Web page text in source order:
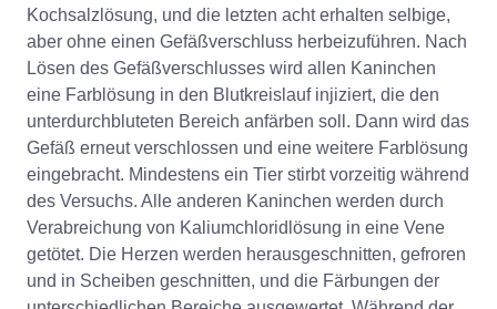
Kochsalzlösung, und die letzten acht erhalten selbige,
aber ohne einen Gefäßverschluss herbeizuführen. Nach
Lösen des Gefäßverschlusses wird allen Kaninchen
eine Farblösung in den Blutkreislauf injiziert, die den
unterdurchbluteten Bereich anfärben soll. Dann wird das
Gefäß erneut verschlossen und eine weitere Farblösung
eingebracht. Mindestens ein Tier stirbt vorzeitig während
des Versuchs. Alle anderen Kaninchen werden durch
Verabreichung von Kaliumchloridlösung in eine Vene
getötet. Die Herzen werden herausgeschnitten, gefroren
und in Scheiben geschnitten, und die Färbungen der